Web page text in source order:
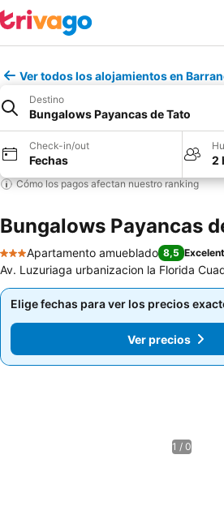
Ver todos los alojamientos en
Destino
Bungalows Payancas de Tato
Check-in/out
Fechas 2
Cómo los pagos afectan nuestro ranking
Bungalows Payancas
3 Estrellas
Apartamento amueblado 8,5
Av. Luzuriaga urbanizacion la Florida
Elige fechas para ver los precios
Ver precios
Elige fechas para ver los precios
Ver precios
1 / 0